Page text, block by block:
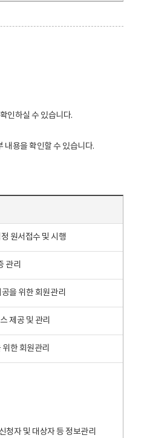
인하실 수 있습니다.
용을 확인할 수 있습니다.
원서접수 및 시행
관리
을 위한 회원관리
제공 및 관리
한 회원관리
청자 및 대상자 등 정보관리